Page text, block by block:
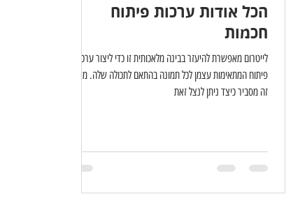
הכל אודות ערכות פיתוח
חכמות
לייטרום מאפשרת להיעזר בבינה מלאכותית זו כדי ליצור ערכות
פיתוח המתאימות עצמן לכל תמונה בהתאם לתכולה שלה. מאמר
זה מסביר כיצד ניתן לנצל זאת